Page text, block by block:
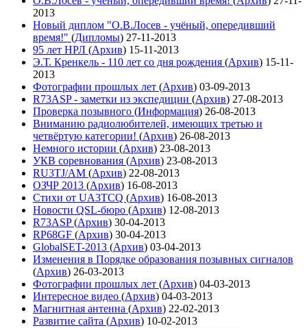
2013
Новый диплом "О.В.Лосев - учёный, опередивший
время!" (Дипломы) 27-11-2013
95 лет НРЛ (Архив) 15-11-2013
Э.Т. Кренкель - 110 лет со дня рождения (Архив) 15-11-
2013
Фотографии прошлых лет (Архив) 03-09-2013
R73ASP - заметки из экспедиции (Архив) 27-08-2013
Проверка позывного (Информация) 26-08-2013
Вниманию радиолюбителей, имеющих третью и
четвёртую категории! (Архив) 26-08-2013
Немного истории (Архив) 23-08-2013
УКВ соревнования (Архив) 23-08-2013
RU3TJ/AM (Архив) 22-08-2013
ОЗЧР 2013 (Архив) 16-08-2013
Стихи от UA3TCQ (Архив) 16-08-2013
Новости QSL-бюро (Архив) 12-08-2013
R73ASP(Архив) 30-04-2013
RP68GF (Архив) 30-04-2013
GlobalSET-2013 (Архив) 03-04-2013
Изменения в Порядке образования позывных сигналов
(Архив) 26-03-2013
Фотографии прошлых лет (Архив) 04-03-2013
Интересное видео (Архив) 04-03-2013
Магнитная антенна (Архив) 22-02-2013
Развитие сайта (Архив) 10-02-2013